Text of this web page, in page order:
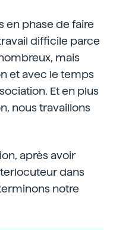
en phase de faire
difficile parce
mais
et avec le temps
Et en plus
nous travaillons
après avoir
dans
notre